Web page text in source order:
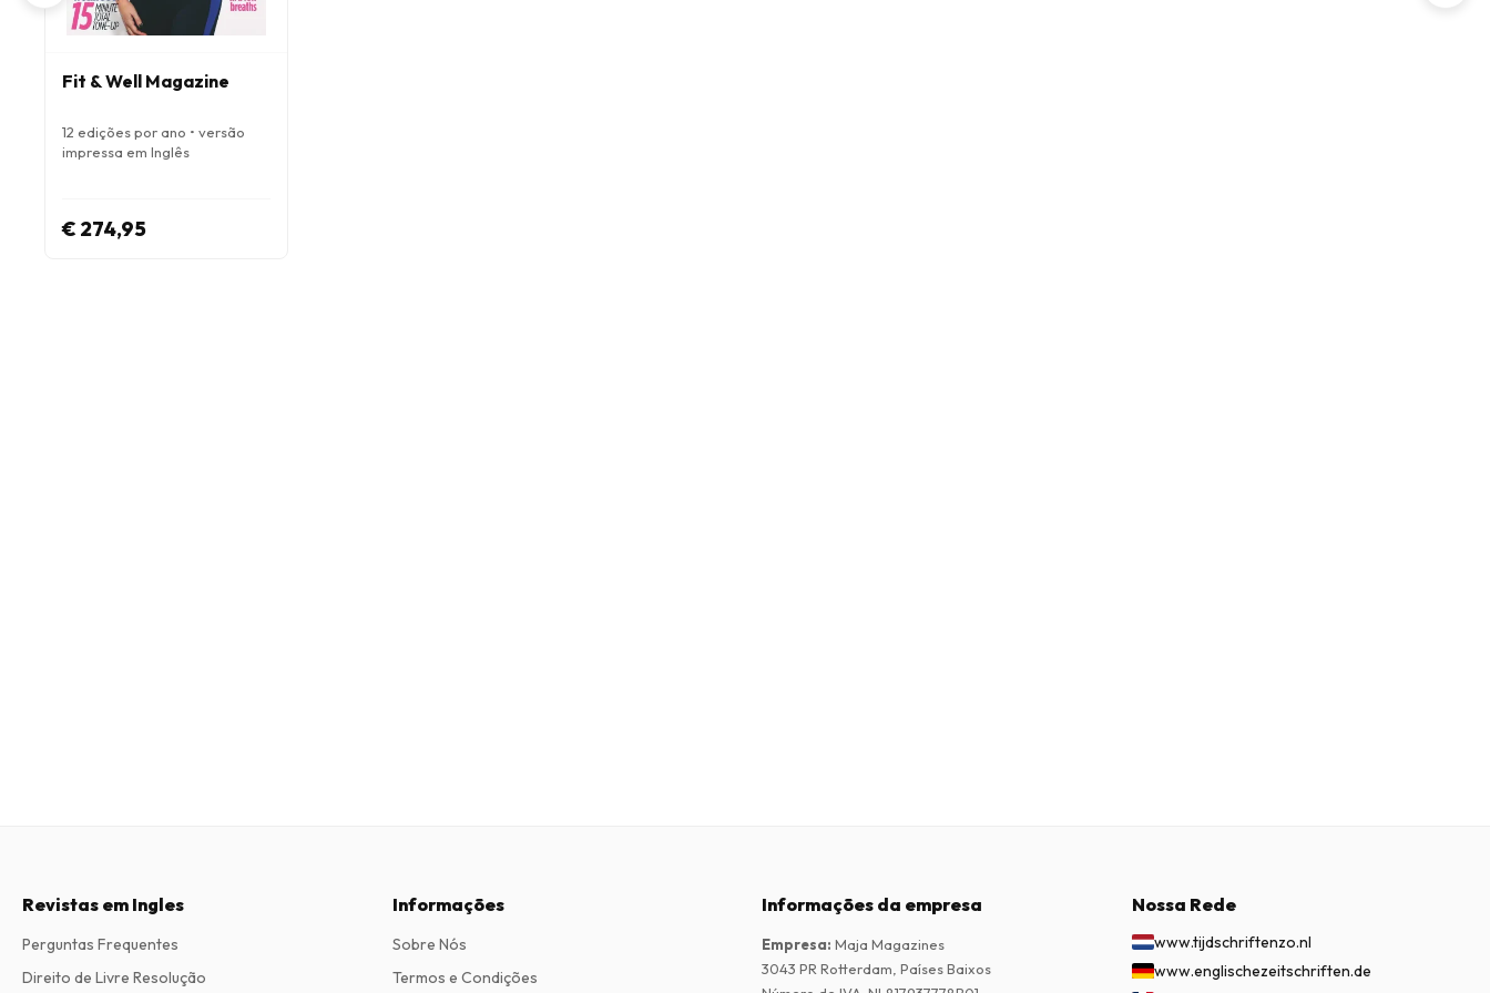
Fit & Well Magazine
12 edições por ano • versão
impressa em Inglês
€ 274,95
Revistas em Ingles
Perguntas Frequentes
Direito de Livre Resolução
Informações
Sobre Nós
Termos e Condições
Informações da empresa
Empresa: Maja Magazines
3043 PR Rotterdam, Países Baixos
Nossa Rede
www.tijdschriftenzo.nl
www.englischezeitschriften.de